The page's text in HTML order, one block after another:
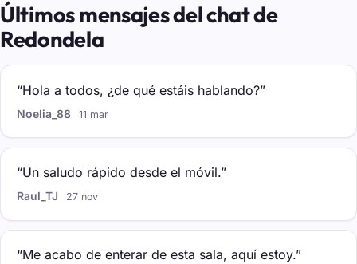
Últimos mensajes del chat de
Redondela
“Hola a todos, ¿de qué estáis hablando?”
Noelia_88 11 mar
“Un saludo rápido desde el móvil.”
Raul_TJ 27 nov
“Me acabo de enterar de esta sala, aquí estoy.”